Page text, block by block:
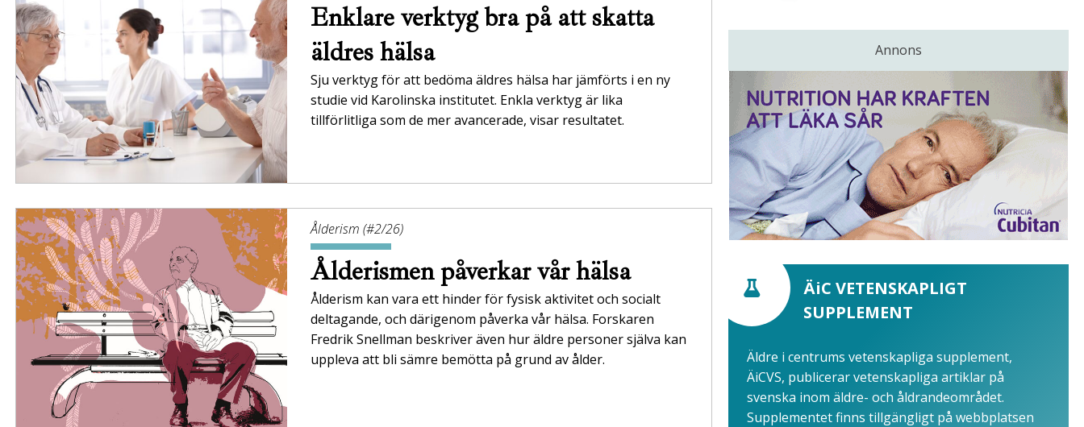
Enklare verktyg bra på att skatta
äldres hälsa
Sju verktyg för att bedöma äldres hälsa har jämförts i en ny
studie vid Karolinska institutet. Enkla verktyg är lika
tillförlitliga som de mer avancerade, visar resultatet.
Ålderism (#2/26)
Ålderismen påverkar vår hälsa
Ålderism kan vara ett hinder för fysisk aktivitet och socialt
deltagande, och därigenom påverka vår hälsa. Forskaren
Fredrik Snellman beskriver även hur äldre personer själva kan
uppleva att bli sämre bemötta på grund av ålder.
Annons
ÄiC VETENSKAPLIGT
SUPPLEMENT
Äldre i centrums vetenskapliga supplement,
ÄiCVS, publicerar vetenskapliga artiklar på
svenska inom äldre- och åldrandeområdet.
Supplementet finns tillgängligt på webbplatsen